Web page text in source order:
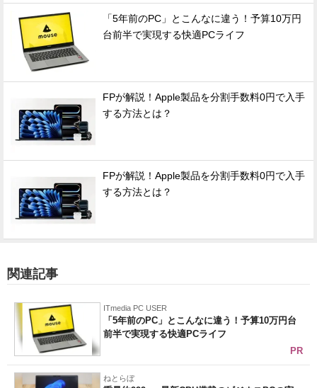
「5年前のPC」とこんなに違う！予算10万円
台前半で実現する快適PCライフ
FPが解説！Apple製品を分割手数料0円で入手
する方法とは？
FPが解説！Apple製品を分割手数料0円で入手
する方法とは？
関連記事
ITmedia PC USER
「5年前のPC」とこんなに違う！予算10万円台
前半で実現する快適PCライフ
PR
ねとらぼ